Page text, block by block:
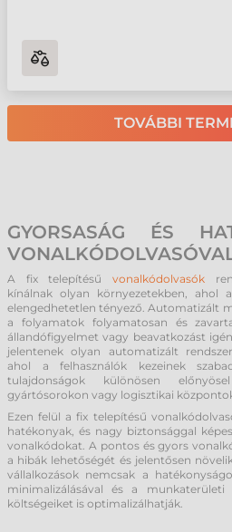
TOVÁBBI
GYORSASÁG ÉS
A fix telepítésű vonalkódolvasók
kínálnak olyan környezetekben, ahol
elengedhetetlen tényező. Automatizált
a folyamatok folyamatosan és
állandófigyelmet vagy beavatkozást
jelentenek olyan automatizált
ahol a felhasználók kezeinek
tulajdonságok különösen
gyártósorokon vagy logisztikai
Ezen felül a fix telepítésű
hatékonyak, és nagy biztonsággal
vonalkódokat. A pontos és gyors
a hibák lehetőségét és jelentősen
vállalkozások nemcsak a
minimalizálásával és a munkaterületi
költségeiket is optimalizálhatják.